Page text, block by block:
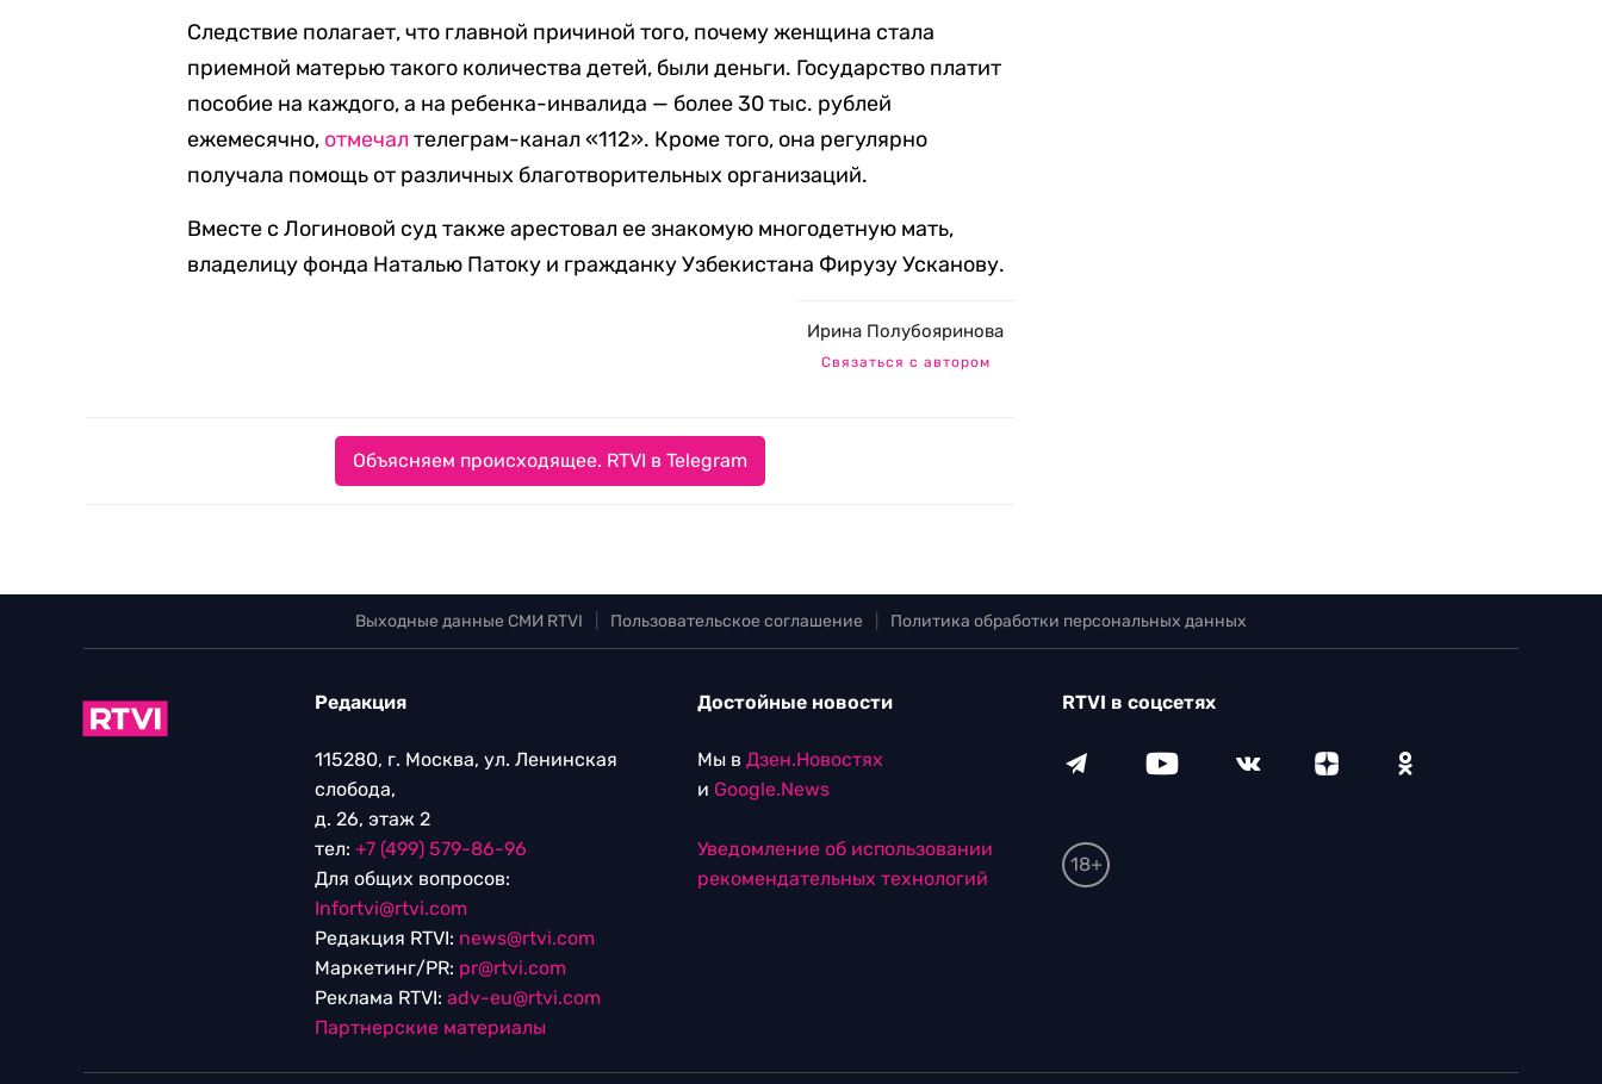
Следствие полагает, что главной причиной того, почему женщина стала
приемной матерью такого количества детей, были деньги. Государство платит
пособие на каждого, а на ребенка-инвалида — более 30 тыс. рублей
ежемесячно, отмечал телеграм-канал «112». Кроме того, она регулярно
получала помощь от различных благотворительных организаций.
Вместе с Логиновой суд также арестовал ее знакомую многодетную мать,
владелицу фонда Наталью Патоку и гражданку Узбекистана Фирузу Усканову.
Ирина Полубояринова
Связаться с автором
Объясняем происходящее. RTVI в Telegram
Выходные данные СМИ RTVI Пользовательское соглашение Политика обработки персональных данных
Редакция
115280, г. Москва, ул. Ленинская
слобода,
д. 26, этаж 2
тел: +7 (499) 579-86-96
Для общих вопросов:
Infortvi@rtvi.com
Редакция RTVI: news@rtvi.com
Маркетинг/PR: pr@rtvi.com
Реклама RTVI: adv-eu@rtvi.com
Партнерские материалы
Достойные новости
Мы в Дзен.Новостях
и Google.News
Уведомление об использовании
рекомендательных технологий
RTVI в соцсетях
18+